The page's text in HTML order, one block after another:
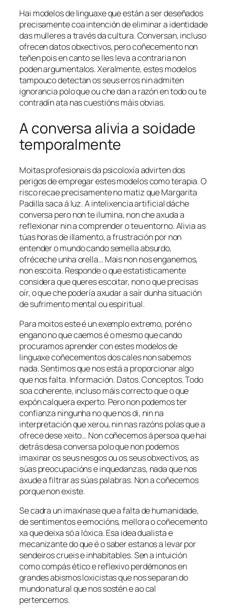
Hai modelos de linguaxe que están a ser deseñados
precisamente coa intención de eliminar a identidade
das mulleres a través da cultura. Conversan, incluso
ofrecen datos obxectivos, pero coñecemento non
teñen pois en canto se lles leva a contraria non
poden argumentalos. Xeralmente, estes modelos
tampouco detectan os seus erros nin admiten
ignorancia polo que ou che dan a razón en todo ou te
contradín ata nas cuestións máis obvias.
A conversa alivia a soidade
temporalmente
Moitas profesionais da psicoloxía advirten dos
perigos de empregar estes modelos como terapia. O
risco recae precisamente no matiz que Margarita
Padilla saca á luz. A intelixencia artificial dáche
conversa pero non te ilumina, non che axuda a
reflexionar nin a comprender o teu entorno. Alivia as
túas horas de illamento, a frustración por non
entender o mundo cando semella absurdo,
ofréceche unha orella… Mais non nos enganemos,
non escoita. Responde o que estatisticamente
considera que queres escoitar, non o que precisas
oír, o que che podería axudar a saír dunha situación
de sufrimento mental ou espiritual.
Para moitos este é un exemplo extremo, porén o
engano no que caemos é o mesmo que cando
procuramos aprender con estes modelos de
linguaxe coñecementos dos cales non sabemos
nada. Sentimos que nos está a proporcionar algo
que nos falta. Información. Datos. Conceptos. Todo
soa coherente, incluso máis correcto que o que
expón calquera experto. Pero non podemos ter
confianza ningunha no que nos di, nin na
interpretación que xerou, nin nas razóns polas que a
ofrece dese xeito… Non coñecemos á persoa que hai
detrás desa conversa polo que non podemos
imaxinar os seus nesgos ou os seus obxectivos, as
súas preocupacións e inquedanzas, nada que nos
axude a filtrar as súas palabras. Non a coñecemos
porque non existe.
Se cadra un imaxínase que a falta de humanidade,
de sentimentos e emocións, mellora o coñecemento
xa que deixa só a lóxica. Esa idea dualista e
mecanizante do que é o saber estanos a levar por
sendeiros crueis e inhabitables. Sen a intuición
como compás ético e reflexivo perdémonos en
grandes abismos loxicistas que nos separan do
mundo natural que nos sostén e ao cal
pertencemos.